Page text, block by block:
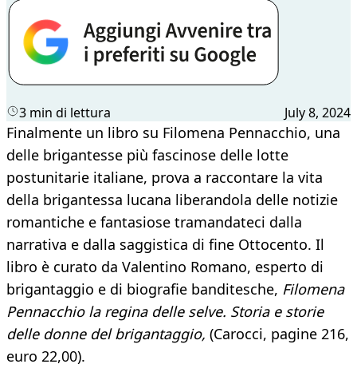
3 min di lettura July 8, 2024
Finalmente un libro su Filomena Pennacchio, una
delle brigantesse più fascinose delle lotte
postunitarie italiane, prova a raccontare la vita
della brigantessa lucana liberandola delle notizie
romantiche e fantasiose tramandateci dalla
narrativa e dalla saggistica di fine Ottocento. Il
libro è curato da Valentino Romano, esperto di
brigantaggio e di biografie banditesche, Filomena
Pennacchio la regina delle selve. Storia e storie
delle donne del brigantaggio, (Carocci, pagine 216,
euro 22,00).